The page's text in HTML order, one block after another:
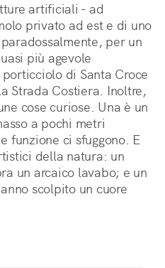
artificiali - ad
privato ad est e di uno
per un
più agevole
di Santa Croce
Strada Costiera. Inoltre,
cose curiose. Una è un
a pochi metri
funzione ci sfuggono. E
della natura: un
un arcaico lavabo; e un
scolpito un cuore